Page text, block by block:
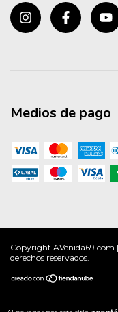
Medios de pago
Copyright AVenida69.com
derechos reservados.